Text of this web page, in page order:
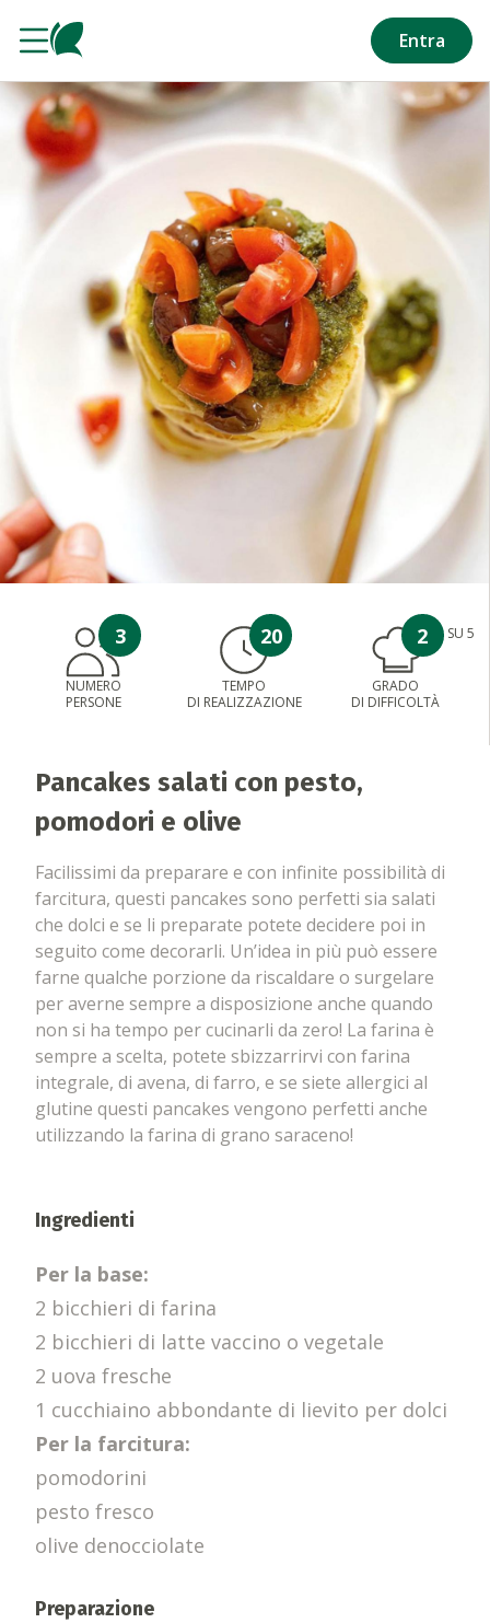
Entra
3
NUMERO
PERSONE
20
TEMPO
DI REALIZZAZIONE
2 SU 5
GRADO
DI DIFFICOLTÀ
Pancakes salati con pesto,
pomodori e olive
Facilissimi da preparare e con infinite possibilità di
farcitura, questi pancakes sono perfetti sia salati
che dolci e se li preparate potete decidere poi in
seguito come decorarli. Un’idea in più può essere
farne qualche porzione da riscaldare o surgelare
per averne sempre a disposizione anche quando
non si ha tempo per cucinarli da zero! La farina è
sempre a scelta, potete sbizzarrirvi con farina
integrale, di avena, di farro, e se siete allergici al
glutine questi pancakes vengono perfetti anche
utilizzando la farina di grano saraceno!
Ingredienti
Per la base:
2 bicchieri di farina
2 bicchieri di latte vaccino o vegetale
2 uova fresche
1 cucchiaino abbondante di lievito per dolci
Per la farcitura:
pomodorini
pesto fresco
olive denocciolate
Preparazione